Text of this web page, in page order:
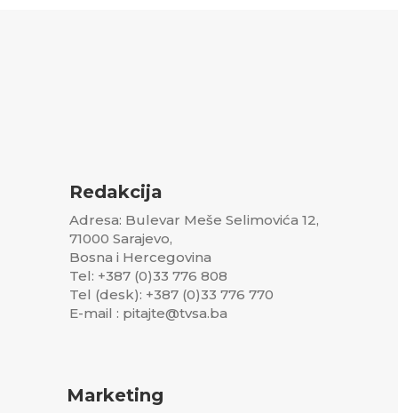
Redakcija
Adresa: Bulevar Meše Selimovića 12,
71000 Sarajevo,
Bosna i Hercegovina
Tel: +387 (0)33 776 808
Tel (desk): +387 (0)33 776 770
E-mail : pitajte@tvsa.ba
Marketing